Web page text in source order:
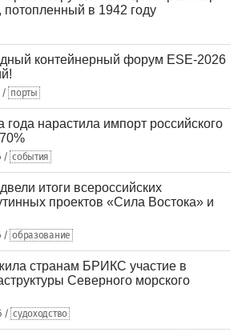
потопленный в 1942 году
контейнерный форум ESE-2026
/ порты
года нарастила импорт российского
/ события
итоги всероссийских
проектов «Сила Востока» и
/ образование
странам БРИКС участие в
Северного морского
/ судоходство